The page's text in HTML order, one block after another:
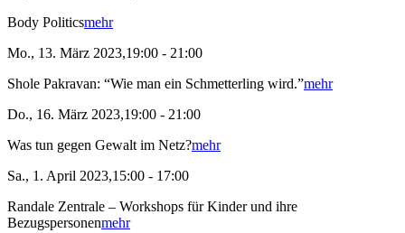
Body Politicsmehr
Mo., 13. März 2023,19:00 - 21:00
Shole Pakravan: “Wie man ein Schmetterling wird.”mehr
Do., 16. März 2023,19:00 - 21:00
Was tun gegen Gewalt im Netz?mehr
Sa., 1. April 2023,15:00 - 17:00
Randale Zentrale – Workshops für Kinder und ihre
Bezugspersonenmehr